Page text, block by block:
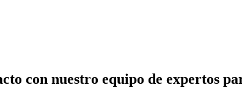
con nuestro equipo de expertos